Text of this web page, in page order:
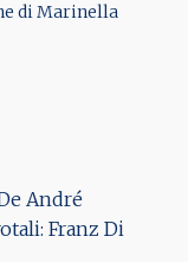
di Marinella
André
Franz Di